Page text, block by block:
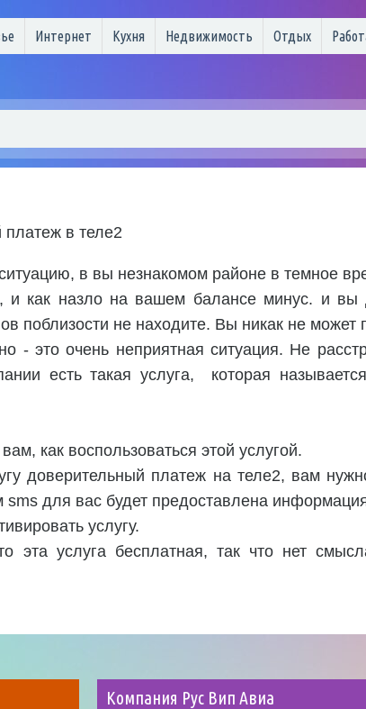
Интернет Кухня Недвижимость Отдых
платеж в теле2
в вы незнакомом районе в темное
и как назло на вашем балансе минус. и вы
поблизости не находите. Вы никак не
- это очень неприятная ситуация. Не
есть такая услуга, которая называется
как воспользоваться этой услугой.
доверительный платеж на теле2, вам
sms для вас будет предоставлена
услугу.
эта услуга бесплатная, так что нет
Компания Рус Вип Авиа